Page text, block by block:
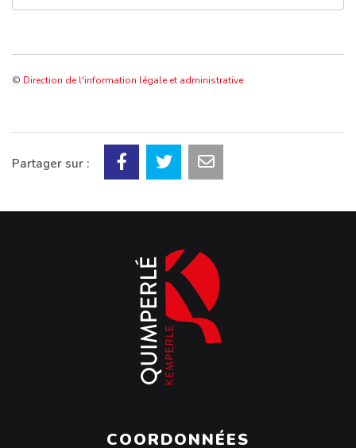
© Direction de l'information légale et administrative
Partager sur :
COORDONNÉES